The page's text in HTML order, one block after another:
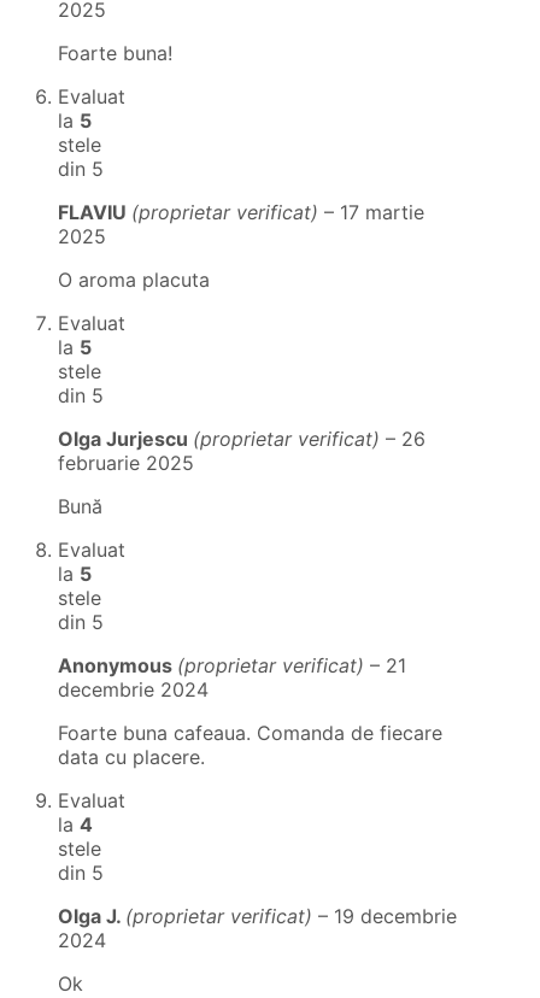
2025
Foarte buna!
Evaluat
la 5
stele
din 5
FLAVIU (proprietar verificat) – 17 martie
2025
O aroma placuta
Evaluat
la 5
stele
din 5
Olga Jurjescu (proprietar verificat) – 26
februarie 2025
Bună
Evaluat
la 5
stele
din 5
Anonymous (proprietar verificat) – 21
decembrie 2024
Foarte buna cafeaua. Comanda de fiecare
data cu placere.
Evaluat
la 4
stele
din 5
Olga J. (proprietar verificat) – 19 decembrie
2024
Ok